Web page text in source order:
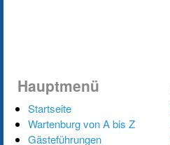
Hauptmenü
Startseite
Wartenburg von A bis Z
Gästeführungen